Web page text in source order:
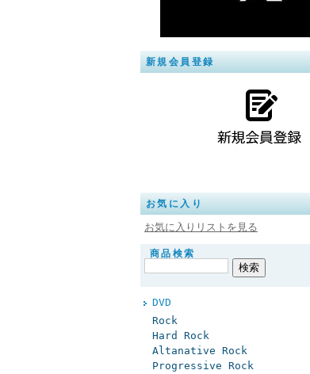
新規会員登録
お気に入り
お気に入りリストを見る
商品検索
DVD
Rock
Hard Rock
Altanative Rock
Progressive Rock